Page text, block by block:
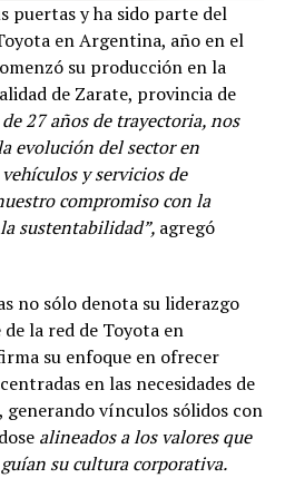
puertas y ha sido parte del
en Argentina, año en el
su producción en la
de Zarate, provincia de
de 27 años de trayectoria, nos
evolución del sector en
y servicios de
compromiso con la
sustentabilidad”, agregó
no sólo denota su liderazgo
la red de Toyota en
su enfoque en ofrecer
en las necesidades de
generando vínculos sólidos con
alineados a los valores que
su cultura corporativa.